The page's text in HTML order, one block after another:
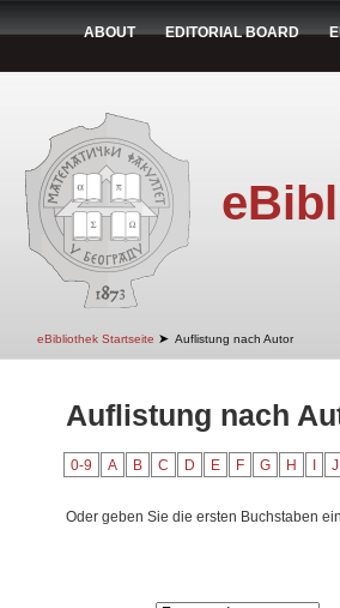
ABOUT EDITORIAL BOARD
eBibliothek Startseite ➤ Auflistung nach Autor
Auflistung nach
0-9 A B C D E F G H J
Oder geben Sie die ersten Buchstaben